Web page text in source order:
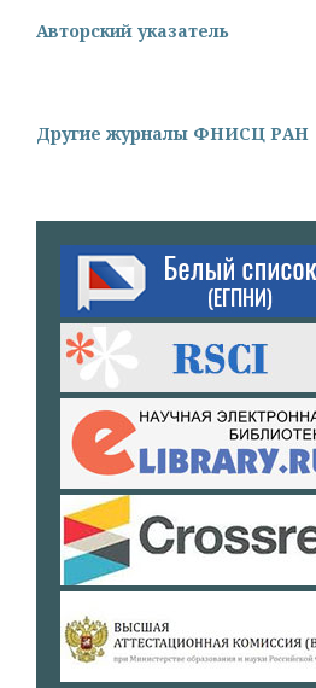
Авторский указатель
Другие журналы ФНИСЦ РАН